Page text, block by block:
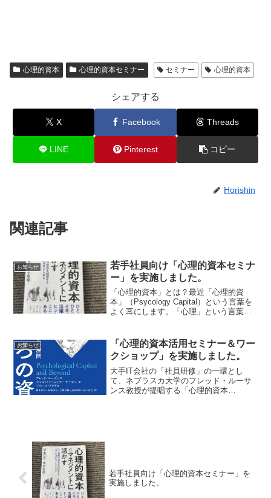
心理的資本 心理的資本セミナー セミナー 心理的資本
シェアする
X Facebook Threads
LINE Pinterest コピー
Horishin
関連記事
お知らせ
若手社員向け「心理的資本セミナ
ー」を実施しました。
「心理的資本」とは？最近「心理的資
本」（Psycology Capital）という言葉を
よく耳にします。「心理」という言葉が
の概念を提唱したフレッド・ルーサンス
氏（ネブ...
お知らせ
「心理的資本活用セミナー＆ワー
クショップ」を実施しました。
大手IT会社の「社員研修」の一環とし
て、ネブラスカ大学のフレッド・ルーサ
ンス教授が提唱する「心理的資本
若手社員向け「心理的資本セミナー」を
実施しました。